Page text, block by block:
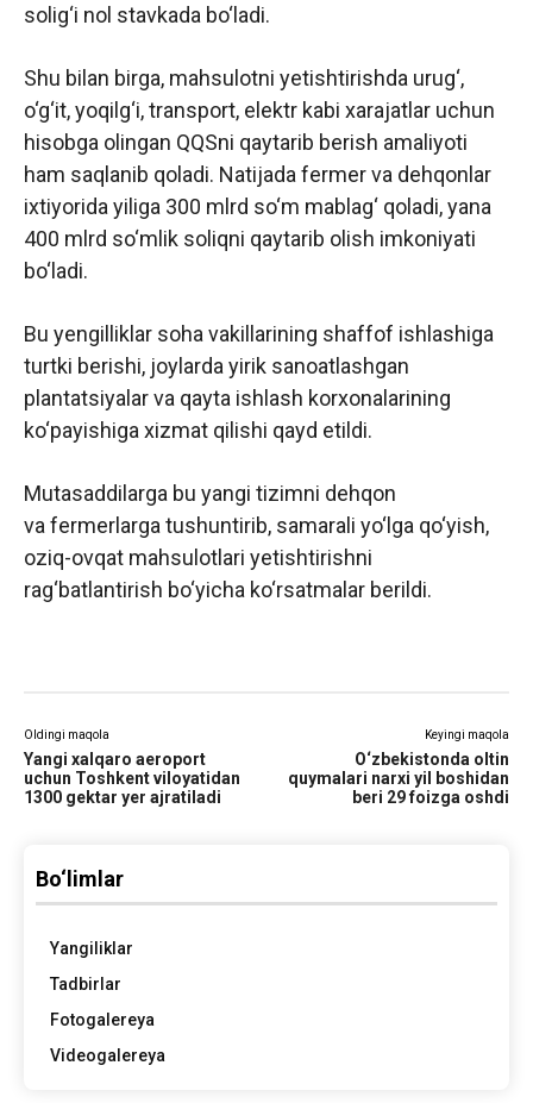
solig‘i nol stavkada bo‘ladi.
Shu bilan birga, mahsulotni yetishtirishda urug‘,
o‘g‘it, yoqilg‘i, transport, elektr kabi xarajatlar uchun
hisobga olingan QQSni qaytarib berish amaliyoti
ham saqlanib qoladi. Natijada fermer va dehqonlar
ixtiyorida yiliga 300 mlrd so‘m mablag‘ qoladi, yana
400 mlrd so‘mlik soliqni qaytarib olish imkoniyati
bo‘ladi.
Bu yengilliklar soha vakillarining shaffof ishlashiga
turtki berishi, joylarda yirik sanoatlashgan
plantatsiyalar va qayta ishlash korxonalarining
ko‘payishiga xizmat qilishi qayd etildi.
Mutasaddilarga bu yangi tizimni dehqon
va fermerlarga tushuntirib, samarali yo‘lga qo‘yish,
oziq-ovqat mahsulotlari yetishtirishni
rag‘batlantirish bo‘yicha ko‘rsatmalar berildi.
Oldingi maqola
Yangi xalqaro aeroport
uchun Toshkent viloyatidan
1300 gektar yer ajratiladi
Keyingi maqola
O‘zbekistonda oltin
quymalari narxi yil boshidan
beri 29 foizga oshdi
Bo‘limlar
Yangiliklar
Tadbirlar
Fotogalereya
Videogalereya